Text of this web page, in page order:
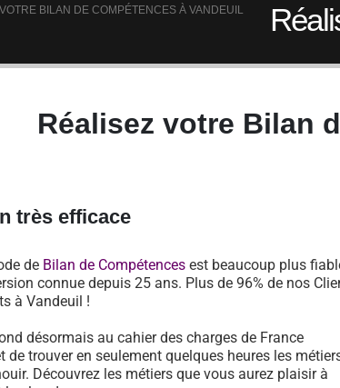
BILAN DE COMPÉTENCES À VANDEUIL
Réalisez votre Bilan
très efficace
de Bilan de Compétences est beaucoup plus
connue depuis 25 ans. Plus de 96% de nos
à Vandeuil !
désormais au cahier des charges de France
de trouver en seulement quelques heures les
Découvrez les métiers que vous aurez plaisir à